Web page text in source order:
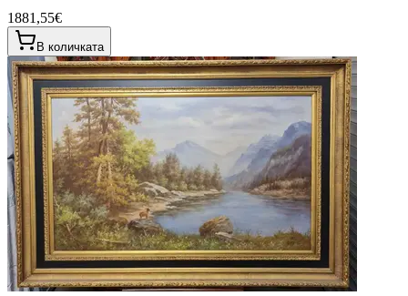
1881,55€
В количката